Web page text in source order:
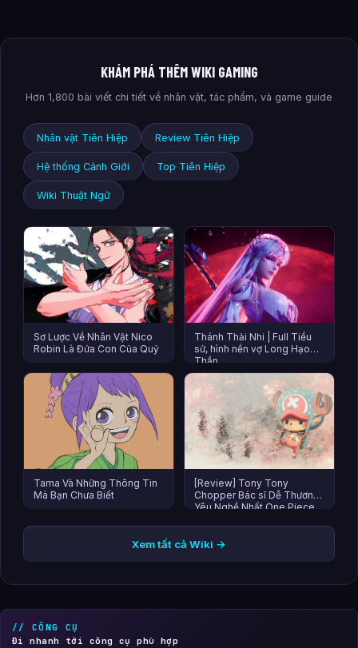
KHÁM PHÁ THÊM WIKI GAMING
Hơn 1,800 bài viết chi tiết về nhân vật, tác phẩm, và game guide
Nhân vật Tiên Hiệp Review Tiên Hiệp
Hệ thống Cảnh Giới Top Tiên Hiệp
Wiki Thuật Ngữ
Sơ Lược Về Nhân Vật Nico
Robin Là Đứa Con Của Quỷ
Thánh Thải Nhi | Full Tiểu
sử, hình nền vợ Long Hạo
Thần
Tama Và Những Thông Tin
Mà Bạn Chưa Biết
[Review] Tony Tony
Chopper Bác sĩ Dễ Thương
Yêu Nghề Nhất One Piece
Xem tất cả Wiki →
// CÔNG CỤ
Đi nhanh tới công cụ phù hợp